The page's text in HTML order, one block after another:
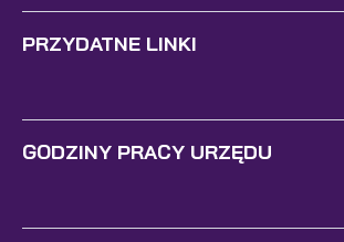
PRZYDATNE LINKI
GODZINY PRACY URZĘDU